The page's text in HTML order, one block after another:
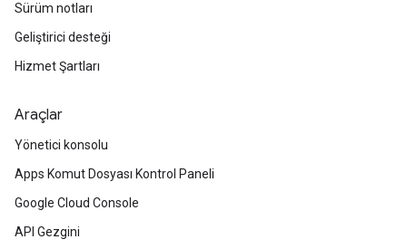
Sürüm notları
Geliştirici desteği
Hizmet Şartları
Araçlar
Yönetici konsolu
Apps Komut Dosyası Kontrol Paneli
Google Cloud Console
API Gezgini